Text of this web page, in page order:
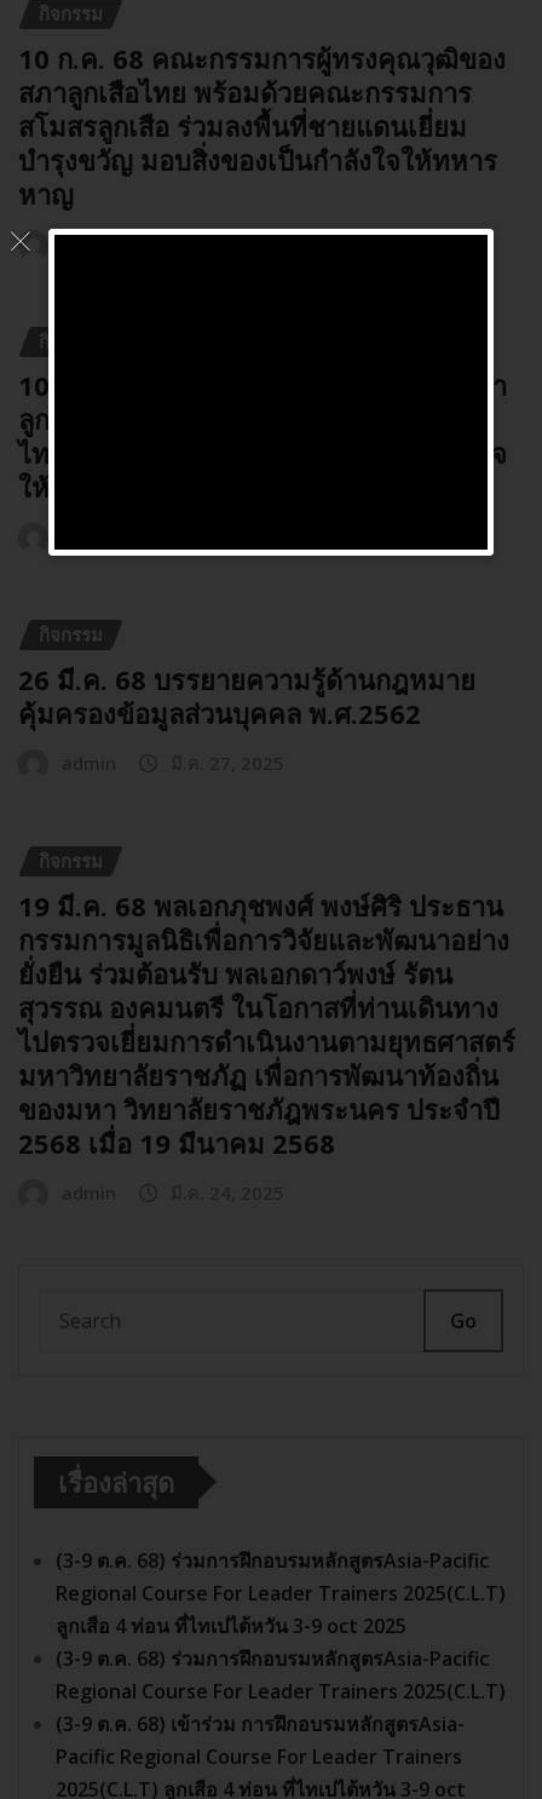
กิจกรรม
10 ก.ค. 68 คณะกรรมการผู้ทรงคุณวุฒิของ
สภาลูกเสือไทย พร้อมด้วยคณะกรรมการ
สโมสรลูกเสือ ร่วมลงพื้นที่ชายแดนเยี่ยม
บำรุงขวัญ มอบสิ่งของเป็นกำลังใจให้ทหาร
หาญ
admin ก.ค. 11, 2025
กิจกรรม
10 ก.ค. 68 คณะกรรมการผู้ทรงคุณวุฒิสภา
ลูกเสือไทย และภาคีเครือข่ายคณะลูกเสือ
ไทย เยี่ยมบำรุงขวัญมอบสิ่งของเป็นกำลังใจ
ให้ทหารวันพฤหัสบดี
กิจกรรม
26 มี.ค. 68 บรรยายความรู้ด้านกฎหมาย
คุ้มครองข้อมูลส่วนบุคคล พ.ศ.2562
กิจกรรม
19 มี.ค. 68 พลเอกภุชพงศ์ พงษ์ศิริ ประธาน
กรรมการมูลนิธิเพื่อการวิจัยและพัฒนาอย่าง
ยั่งยืน ร่วมต้อนรับ พลเอกดาว์พงษ์ รัตน
สุวรรณ องคมนตรี ในโอกาสที่ท่านเดินทาง
ไปตรวจเยี่ยมการดำเนินงานตามยุทธศาสตร์
มหาวิทยาลัยราชภัฏ เพื่อการพัฒนาท้องถิ่น
ของมหา วิทยาลัยราชภัฎพระนคร ประจำปี
2568 เมื่อ 19 มีนาคม 2568
Go
เรื่องล่าสุด
(3-9 ต.ค. 68) ร่วมการฝึกอบรมหลักสูตรAsia-Pacific
Regional Course For Leader Trainers 2025(C.L.T)
ลูกเสือ 4 ท่อน ที่ไทเปไต้หวัน 3-9 oct 2025
(3-9 ต.ค. 68) ร่วมการฝึกอบรมหลักสูตรAsia-Pacific
Regional Course For Leader Trainers 2025(C.L.T)
(3-9 ต.ค. 68) เข้าร่วม การฝึกอบรมหลักสูตรAsia-
Pacific Regional Course For Leader Trainers
2025(C.L.T) ลูกเสือ 4 ท่อน ที่ไทเปไต้หวัน 3-9 oct